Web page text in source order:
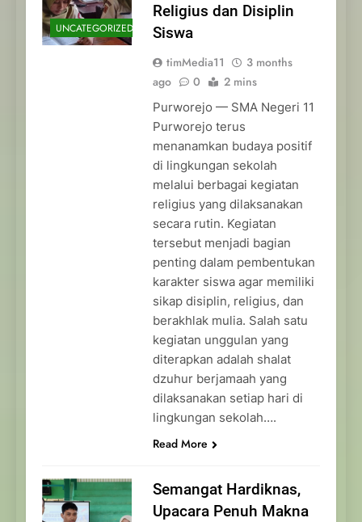
UNCATEGORIZED
Religius dan Disiplin
Siswa
timMedia11
3 months
ago
0 2 mins
Purworejo — SMA Negeri 11
Purworejo terus
menanamkan budaya positif
di lingkungan sekolah
melalui berbagai kegiatan
religius yang dilaksanakan
secara rutin. Kegiatan
tersebut menjadi bagian
penting dalam pembentukan
karakter siswa agar memiliki
sikap disiplin, religius, dan
berakhlak mulia. Salah satu
kegiatan unggulan yang
diterapkan adalah shalat
dzuhur berjamaah yang
dilaksanakan setiap hari di
lingkungan sekolah….
Read More
Semangat Hardiknas,
Upacara Penuh Makna